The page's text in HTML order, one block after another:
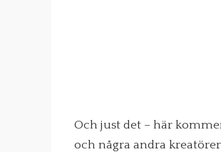
Och just det – här
och några andra